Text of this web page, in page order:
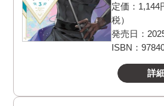
定価：1,144
税）
発売日：
ISBN：
詳